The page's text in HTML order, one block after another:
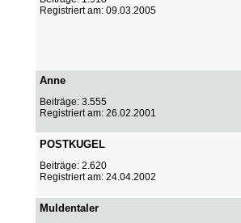
Registriert am: 09.03.2005
Anne
Beiträge: 3.555
Registriert am: 26.02.2001
POSTKUGEL
Beiträge: 2.620
Registriert am: 24.04.2002
Muldentaler